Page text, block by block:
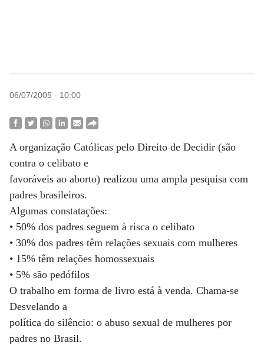
06/07/2005 - 10:00
A organização Católicas pelo Direito de Decidir (são
contra o celibato e
favoráveis ao aborto) realizou uma ampla pesquisa com
padres brasileiros.
Algumas constatações:
• 50% dos padres seguem à risca o celibato
• 30% dos padres têm relações sexuais com mulheres
• 15% têm relações homossexuais
• 5% são pedófilos
O trabalho em forma de livro está à venda. Chama-se
Desvelando a
política do silêncio: o abuso sexual de mulheres por
padres no Brasil.